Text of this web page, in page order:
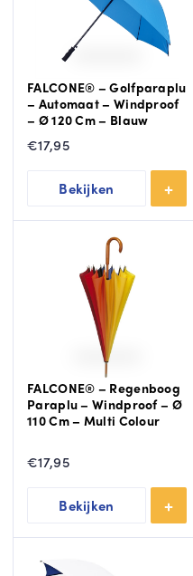
FALCONE® – Golfparaplu
– Automaat – Windproof
– Ø 120 Cm – Blauw
€17,95
Bekijken
FALCONE® – Regenboog
Paraplu – Windproof – Ø
110 Cm – Multi Colour
€17,95
Bekijken